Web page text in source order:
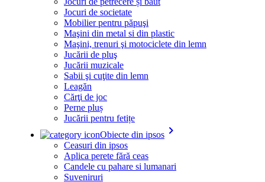
Jocuri de societate
Mobilier pentru păpuşi
Maşini din metal si din plastic
Maşini, trenuri şi motociclete din lemn
Jucării de pluş
Jucării muzicale
Sabii şi cuţite din lemn
Leagăn
Cărţi de joc
Perne pluș
Jucării pentru fetițe
Obiecte din ipsos keyboard_arrow_right
Ceasuri din ipsos
Aplica perete fără ceas
Candele cu pahare si lumanari
Suveniruri